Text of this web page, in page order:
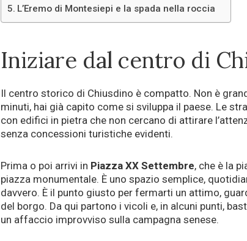
L’Eremo di Montesiepi e la spada nella roccia
Iniziare dal centro di
Il centro storico di Chiusdino è compatto. Non è
minuti, hai già capito come si sviluppa il paese. Le
con edifici in pietra che non cercano di attirare
senza concessioni turistiche evidenti.
Prima o poi arrivi in Piazza XX Settembre, che è la
piazza monumentale. È uno spazio semplice,
davvero. È il punto giusto per fermarti un attimo,
del borgo. Da qui partono i vicoli e, in alcuni punti,
un affaccio improvviso sulla campagna senese.